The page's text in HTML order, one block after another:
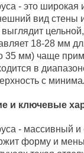
- это широкая
вид стены
выглядит
18-28 мм
35 мм) чаще
в
с
и ключевые
- массивный
форму и